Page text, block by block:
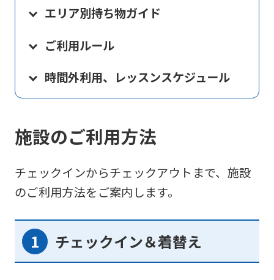
エリア別持ち物ガイド
ご利用ルール
時間外利用、レッスンスケジュール
施設のご利用方法
チェックインからチェックアウトまで、施設
のご利用方法をご案内します。
チェックイン＆着替え